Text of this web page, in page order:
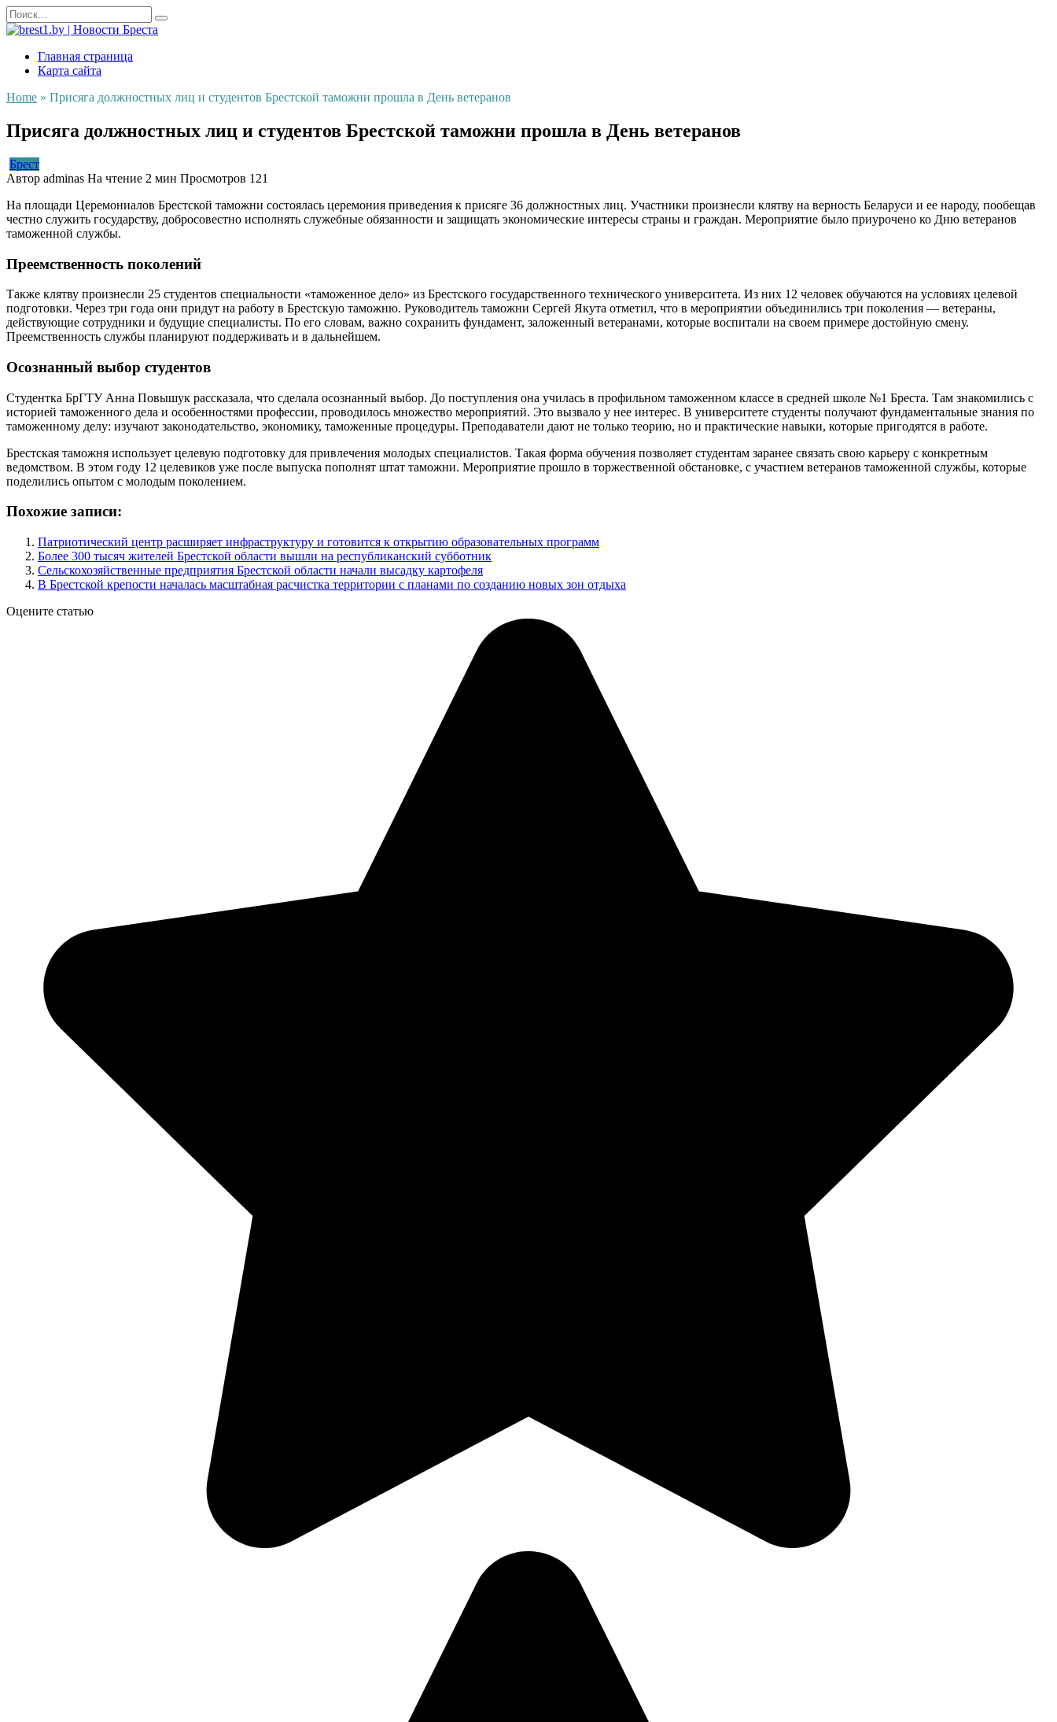
Перейти
к
содержанию
Search
for:
Главная страница
Карта сайта
Home » Присяга должностных лиц и студентов Брестской таможни прошла в День ветеранов
Присяга должностных лиц и студентов Брестской таможни прошла в День ветеранов
Брест
Автор adminas На чтение 2 мин Просмотров 121
На площади Церемониалов Брестской таможни состоялась церемония приведения к присяге 36 должностных лиц. Участники произнесли клятву на верность Беларуси и ее народу, пообещав
честно служить государству, добросовестно исполнять служебные обязанности и защищать экономические интересы страны и граждан. Мероприятие было приурочено ко Дню ветеранов
таможенной службы.
Преемственность поколений
Также клятву произнесли 25 студентов специальности «таможенное дело» из Брестского государственного технического университета. Из них 12 человек обучаются на условиях целевой
подготовки. Через три года они придут на работу в Брестскую таможню. Руководитель таможни Сергей Якута отметил, что в мероприятии объединились три поколения — ветераны,
действующие сотрудники и будущие специалисты. По его словам, важно сохранить фундамент, заложенный ветеранами, которые воспитали на своем примере достойную смену.
Преемственность службы планируют поддерживать и в дальнейшем.
Осознанный выбор студентов
Студентка БрГТУ Анна Повышук рассказала, что сделала осознанный выбор. До поступления она училась в профильном таможенном классе в средней школе №1 Бреста. Там знакомились с
историей таможенного дела и особенностями профессии, проводилось множество мероприятий. Это вызвало у нее интерес. В университете студенты получают фундаментальные знания по
таможенному делу: изучают законодательство, экономику, таможенные процедуры. Преподаватели дают не только теорию, но и практические навыки, которые пригодятся в работе.
Брестская таможня использует целевую подготовку для привлечения молодых специалистов. Такая форма обучения позволяет студентам заранее связать свою карьеру с конкретным
ведомством. В этом году 12 целевиков уже после выпуска пополнят штат таможни. Мероприятие прошло в торжественной обстановке, с участием ветеранов таможенной службы, которые
поделились опытом с молодым поколением.
Похожие записи:
Патриотический центр расширяет инфраструктуру и готовится к открытию образовательных программ
Более 300 тысяч жителей Брестской области вышли на республиканский субботник
Сельскохозяйственные предприятия Брестской области начали высадку картофеля
В Брестской крепости началась масштабная расчистка территории с планами по созданию новых зон отдыха
Оцените статью